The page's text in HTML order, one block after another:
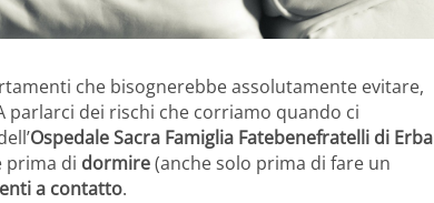
che bisognerebbe assolutamente evitare,
dei rischi che corriamo quando ci
Ospedale Sacra Famiglia Fatebenefratelli di Erba
prima di dormire(anche solo prima di fare un
a contatto.